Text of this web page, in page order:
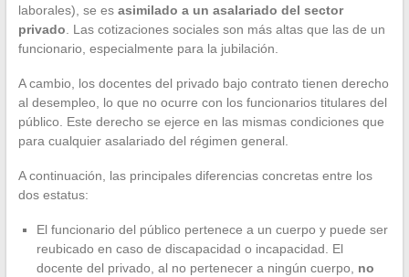
laborales), se es asimilado a un asalariado del sector
privado . Las cotizaciones sociales son más altas que las de un
funcionario, especialmente para la jubilación.
A cambio, los docentes del privado bajo contrato tienen derecho
al desempleo, lo que no ocurre con los funcionarios titulares del
público. Este derecho se ejerce en las mismas condiciones que
para cualquier asalariado del régimen general.
A continuación, las principales diferencias concretas entre los
dos estatus:
El funcionario del público pertenece a un cuerpo y puede ser
reubicado en caso de discapacidad o incapacidad. El
docente del privado, al no pertenecer a ningún cuerpo, no